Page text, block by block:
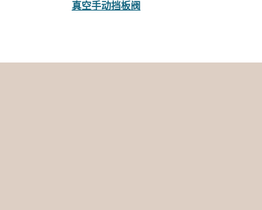
真空手动挡板阀